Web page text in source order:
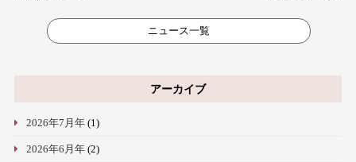
ニュース一覧
アーカイブ
2026年7月年(1)
2026年6月年(2)